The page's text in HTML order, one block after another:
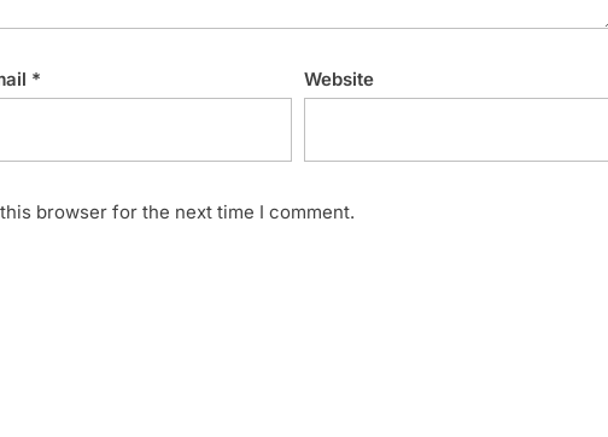
* Website
browser for the next time I comment.